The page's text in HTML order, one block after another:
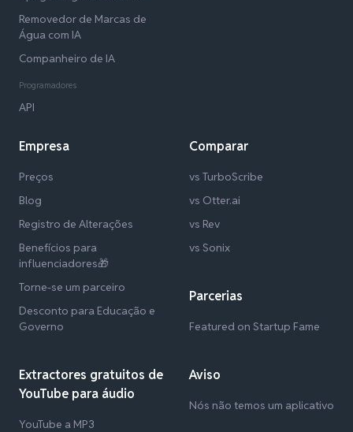
Removedor de Marcas de
Água com IA
Companheiro de IA
Programadores
API
Empresa
Preços
Blog
Registro de Alterações
Benefícios para
influenciadores🎁
Torne-se um parceiro
Desconto para Educação e
Governo
Extractores gratuitos de
YouTube para áudio
YouTube a MP3
Comparar
vs TurboScribe
vs Otter.ai
vs Rev
vs Sonix
Parcerias
Featured on Startup Fame
Aviso
Nós não temos um aplicativo